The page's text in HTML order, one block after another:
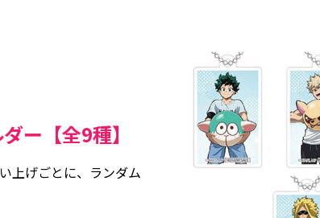
ー【全9種】
上げごとに、ランダム